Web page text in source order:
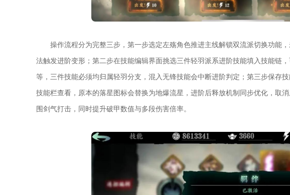
操作流程分为完整三步，第一步选定左殇角色推进主线解锁双流派切换功能
法触发进阶变形；第二步在技能编辑界面挑选三件轻羽派系进阶技能填入技能链
等，三件技能必须均归属轻羽分支，混入无锋技能会中断进阶判定；第三步保存
技能栏查看，原本的落星图标会替换为地爆流星，进阶后释放机制同步优化，取
围剑气打击，同时提升破甲数值与多段伤害倍率。